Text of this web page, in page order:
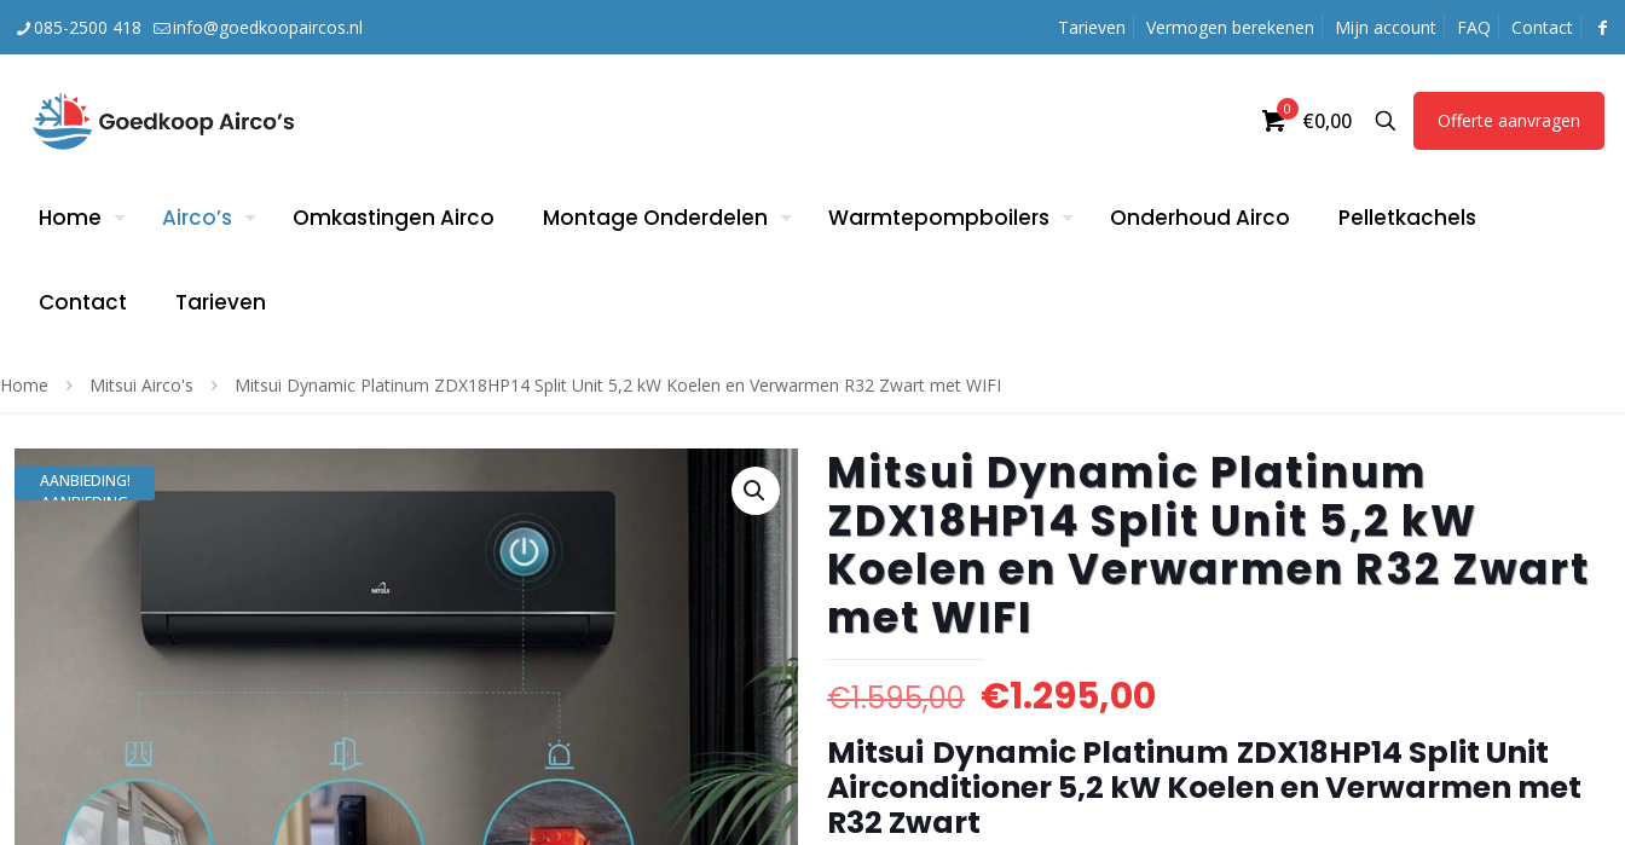
085-2500 418 info@goedkoopaircos.nl Tarieven Vermogen berekenen Mijn account FAQ Contact
0 €0,00 Offerte aanvragen
Home Airco’s Omkastingen Airco Montage Onderdelen Warmtepompboilers Onderhoud Airco Pelletkachels
Contact Tarieven
Home Mitsui Airco's Mitsui Dynamic Platinum ZDX18HP14 Split Unit 5,2 kW Koelen en Verwarmen R32 Zwart met WIFI
AANBIEDING
Mitsui Dynamic Platinum
ZDX18HP14 Split Unit 5,2 kW
Koelen en Verwarmen R32 Zwart
met WIFI
€1.595,00 €1.295,00
Mitsui Dynamic Platinum ZDX18HP14 Split Unit
Airconditioner 5,2 kW Koelen en Verwarmen met
R32 Zwart